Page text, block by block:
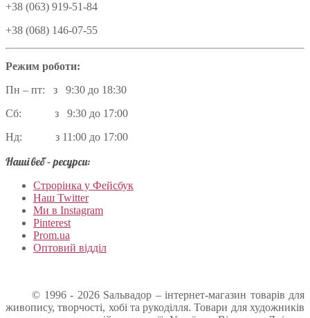
+38 (063) 919-51-84
+38 (068) 146-07-55
Режим роботи:
Пн – пт: з 9:30 до 18:30
Сб: з 9:30 до 17:00
Нд: з 11:00 до 17:00
Наші веб – ресурси:
Строрінка у Фейсбук
Наш Twitter
Ми в Instagram
Pinterest
Prom.ua
Оптовий відділ
© 1996 - 2026 Sальвадор – інтернет-магазин товарів для
живопису, творчості, хобі та рукоділля. Товари для художників